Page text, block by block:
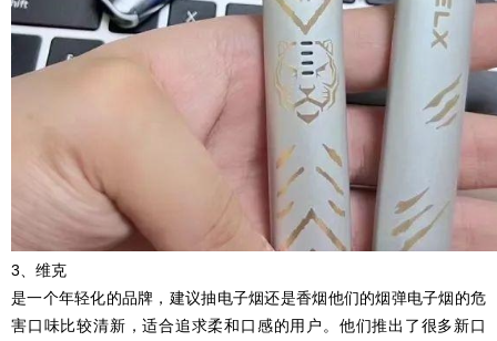
3、维克
是一个年轻化的品牌，建议抽电子烟还是香烟他们的烟弹电子烟的危
害口味比较清新，适合追求柔和口感的用户。他们推出了很多新口